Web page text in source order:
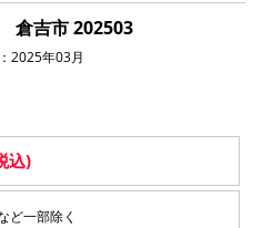
倉吉市 202503
2025年03月
込)
ど一部除く